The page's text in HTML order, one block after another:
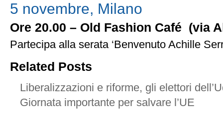
5 novembre, Milano
Ore 20.00 – Old Fashion Café (via
Partecipa alla serata ‘Benvenuto Achille
Related Posts
Liberalizzazioni e riforme, gli elettori
Giornata importante per salvare l’UE